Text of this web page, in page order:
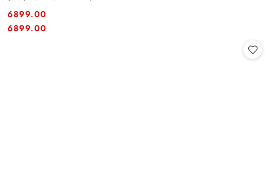
Cena:
6899.00
Cena:
6899.00